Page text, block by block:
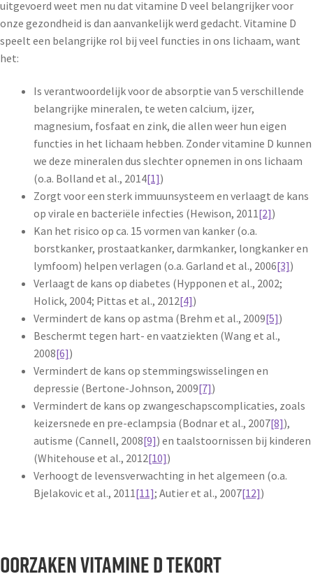
uitgevoerd weet men nu dat vitamine D veel belangrijker voor
onze gezondheid is dan aanvankelijk werd gedacht. Vitamine D
speelt een belangrijke rol bij veel functies in ons lichaam, want
het:
Is verantwoordelijk voor de absorptie van 5 verschillende
belangrijke mineralen, te weten calcium, ijzer,
magnesium, fosfaat en zink, die allen weer hun eigen
functies in het lichaam hebben. Zonder vitamine D kunnen
we deze mineralen dus slechter opnemen in ons lichaam
(o.a. Bolland et al., 2014[1])
Zorgt voor een sterk immuunsysteem en verlaagt de kans
op virale en bacteriële infecties (Hewison, 2011[2])
Kan het risico op ca. 15 vormen van kanker (o.a.
borstkanker, prostaatkanker, darmkanker, longkanker en
lymfoom) helpen verlagen (o.a. Garland et al., 2006[3])
Verlaagt de kans op diabetes (Hypponen et al., 2002;
Holick, 2004; Pittas et al., 2012[4])
Vermindert de kans op astma (Brehm et al., 2009[5])
Beschermt tegen hart- en vaatziekten (Wang et al.,
2008[6])
Vermindert de kans op stemmingswisselingen en
depressie (Bertone-Johnson, 2009[7])
Vermindert de kans op zwangeschapscomplicaties, zoals
keizersnede en pre-eclampsia (Bodnar et al., 2007[8]),
autisme (Cannell, 2008[9]) en taalstoornissen bij kinderen
(Whitehouse et al., 2012[10])
Verhoogt de levensverwachting in het algemeen (o.a.
Bjelakovic et al., 2011[11]; Autier et al., 2007[12])
Oorzaken vitamine D tekort